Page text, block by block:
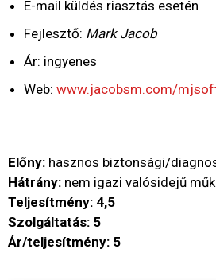
E-mail küldés riasztás esetén
Fejlesztő: Mark Jacob
Ár: ingyenes
Web: www.jacobsm.com/
Előny: hasznos biztonsági/
Hátrány: nem igazi valósidejű
Teljesítmény: 4,5
Szolgáltatás: 5
Ár/teljesítmény: 5